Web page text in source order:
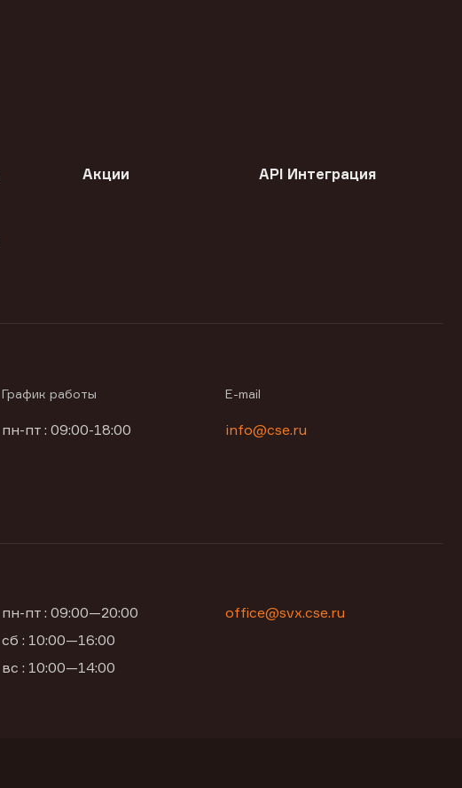
Акции API Интеграция
График работы
пн-пт : 09:00-18:00
E-mail
info@cse.ru
пн-пт : 09:00—20:00
сб : 10:00—16:00
вс : 10:00—14:00
office@svx.cse.ru